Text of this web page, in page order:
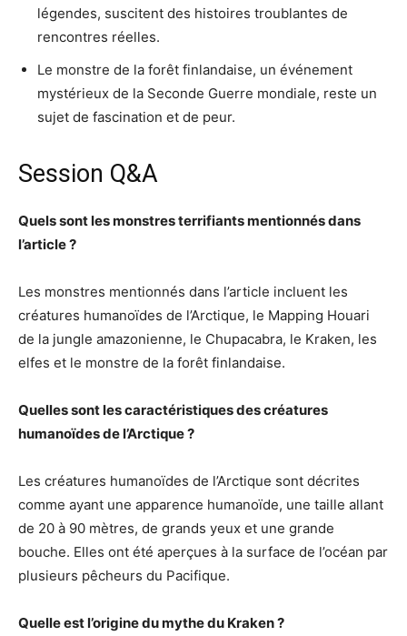
légendes, suscitent des histoires troublantes de
rencontres réelles.
Le monstre de la forêt finlandaise, un événement
mystérieux de la Seconde Guerre mondiale, reste un
sujet de fascination et de peur.
Session Q&A
Quels sont les monstres terrifiants mentionnés dans
l’article ?
Les monstres mentionnés dans l’article incluent les
créatures humanoïdes de l’Arctique, le Mapping Houari
de la jungle amazonienne, le Chupacabra, le Kraken, les
elfes et le monstre de la forêt finlandaise.
Quelles sont les caractéristiques des créatures
humanoïdes de l’Arctique ?
Les créatures humanoïdes de l’Arctique sont décrites
comme ayant une apparence humanoïde, une taille allant
de 20 à 90 mètres, de grands yeux et une grande
bouche. Elles ont été aperçues à la surface de l’océan par
plusieurs pêcheurs du Pacifique.
Quelle est l’origine du mythe du Kraken ?